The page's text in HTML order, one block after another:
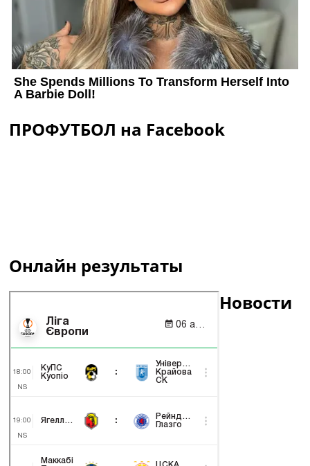
ПРОФУТБОЛ на Facebook
Онлайн результаты
Новости